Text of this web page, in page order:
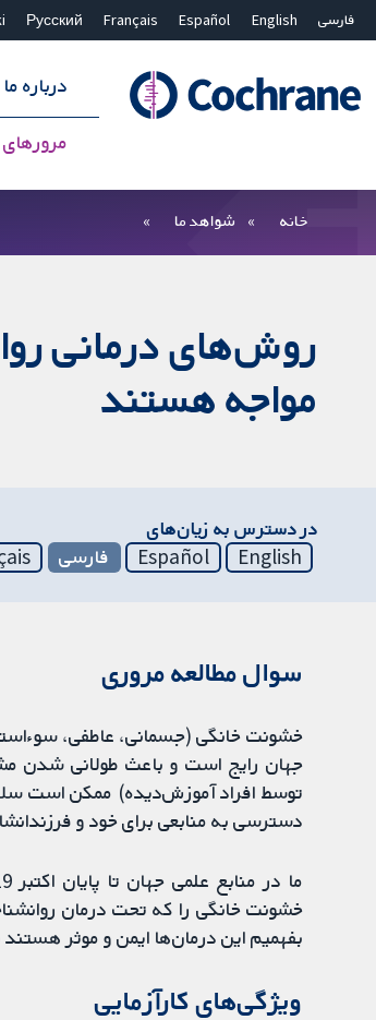
فارسی English
Español
Français
Русский
درباره ما
بستن جستجو ✖
خانه شواهد ما
روش‌های درمانی
مواجه هستند
در دسترس به زیان‌های
English
Español فارسی
سوال مطالعه مروری
خشونت خانگی (جسمانی، عاطفی،
جهان رایج است و باعث طولانی شدن
توسط افراد آموزش‌دیده) ممکن است
دسترسی به منابعی برای خود و
خشونت خانگی را که تحت درمان
بفهمیم این درمان‌ها ایمن و موثر هستند
ویژگی‌های کارآزمایی